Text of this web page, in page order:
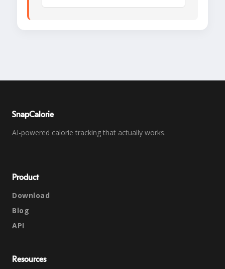
SnapCalorie
AI-powered calorie tracking that actually works.
Product
Download
Blog
API
Resources